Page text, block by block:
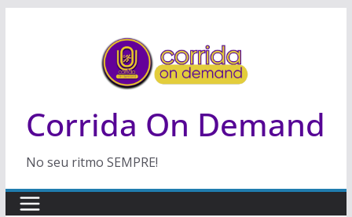
Corrida On Demand
No seu ritmo SEMPRE!